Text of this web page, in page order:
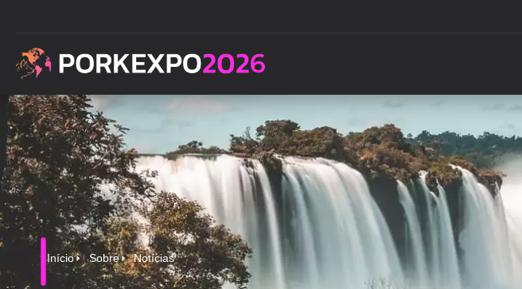
Início Sobre Notícias